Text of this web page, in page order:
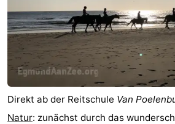
aan
Zee
Schoorlse
Duinen
-
Scorleduyn
Hotels
Zimmer
(mit
Lastminutes
Direkt ab der Reitschule Van
Natur: zunächst durch das